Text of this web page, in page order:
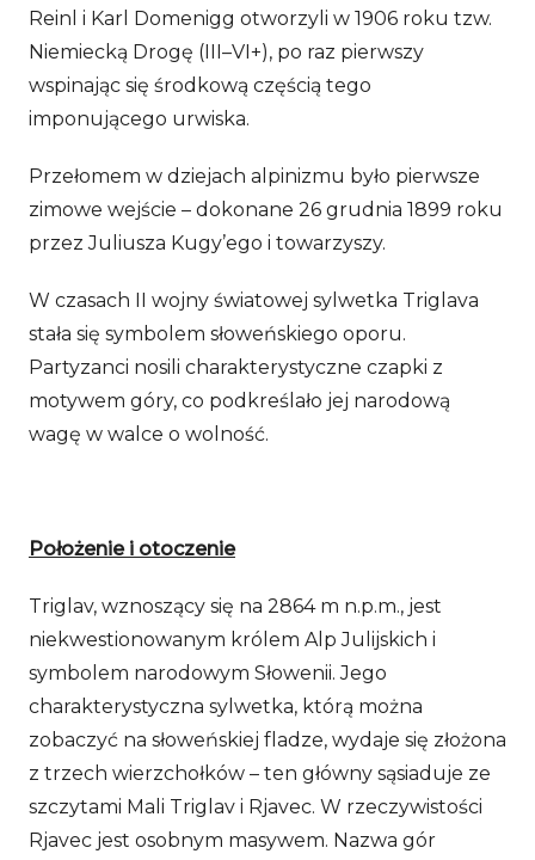
Reinl i Karl Domenigg otworzyli w 1906 roku tzw.
Niemiecką Drogę (III–VI+), po raz pierwszy
wspinając się środkową częścią tego
imponującego urwiska.
Przełomem w dziejach alpinizmu było pierwsze
zimowe wejście – dokonane 26 grudnia 1899 roku
przez Juliusza Kugy’ego i towarzyszy.
W czasach II wojny światowej sylwetka Triglava
stała się symbolem słoweńskiego oporu.
Partyzanci nosili charakterystyczne czapki z
motywem góry, co podkreślało jej narodową
wagę w walce o wolność.
Położenie i otoczenie
Triglav, wznoszący się na 2864 m n.p.m., jest
niekwestionowanym królem Alp Julijskich i
symbolem narodowym Słowenii. Jego
charakterystyczna sylwetka, którą można
zobaczyć na słoweńskiej fladze, wydaje się złożona
z trzech wierzchołków – ten główny sąsiaduje ze
szczytami Mali Triglav i Rjavec. W rzeczywistości
Rjavec jest osobnym masywem. Nazwa gór